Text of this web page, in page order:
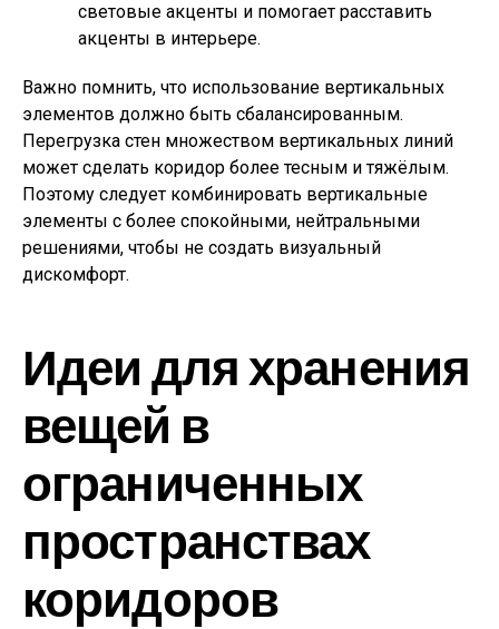
световые акценты и помогает расставить
акценты в интерьере.
Важно помнить, что использование вертикальных
элементов должно быть сбалансированным.
Перегрузка стен множеством вертикальных линий
может сделать коридор более тесным и тяжёлым.
Поэтому следует комбинировать вертикальные
элементы с более спокойными, нейтральными
решениями, чтобы не создать визуальный
дискомфорт.
Идеи для хранения
вещей в
ограниченных
пространствах
коридоров